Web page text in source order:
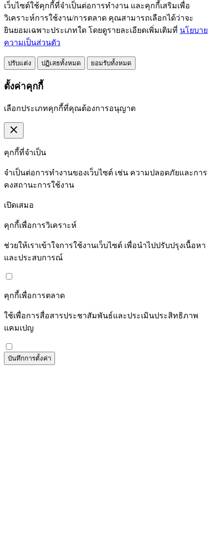
เว็บไซต์ใช้คุกกี้ที่จำเป็นต่อการทำงาน และคุกกี้เสริมเพื่อ
วิเคราะห์การใช้งาน/การตลาด คุณสามารถเลือกได้ว่าจะ
ยินยอมเฉพาะประเภทใด โดยดูรายละเอียดเพิ่มเติมที่ นโยบาย
ความเป็นส่วนตัว
ปรับแต่ง ปฏิเสธทั้งหมด ยอมรับทั้งหมด
ตั้งค่าคุกกี้
เลือกประเภทคุกกี้ที่คุณต้องการอนุญาต
close
คุกกี้ที่จำเป็น
จำเป็นต่อการทำงานของเว็บไซต์ เช่น ความปลอดภัยและการ
คงสถานะการใช้งาน
เปิดเสมอ
คุกกี้เพื่อการวิเคราะห์
ช่วยให้เราเข้าใจการใช้งานเว็บไซต์ เพื่อนำไปปรับปรุงเนื้อหา
และประสบการณ์
คุกกี้เพื่อการตลาด
ใช้เพื่อการสื่อสารประชาสัมพันธ์และประเมินประสิทธิภาพ
แคมเปญ
บันทึกการตั้งค่า